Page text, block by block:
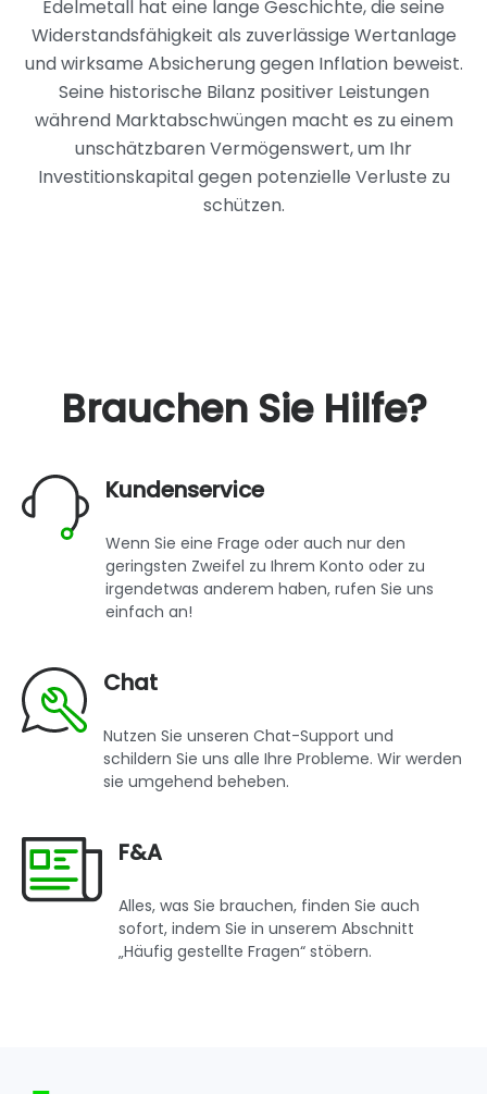
Edelmetall hat eine lange Geschichte, die seine
Widerstandsfähigkeit als zuverlässige Wertanlage
und wirksame Absicherung gegen Inflation beweist.
Seine historische Bilanz positiver Leistungen
während Marktabschwüngen macht es zu einem
unschätzbaren Vermögenswert, um Ihr
Investitionskapital gegen potenzielle Verluste zu
schützen.
Brauchen Sie Hilfe?
Kundenservice
Wenn Sie eine Frage oder auch nur den
geringsten Zweifel zu Ihrem Konto oder zu
irgendetwas anderem haben, rufen Sie uns
einfach an!
Chat
Nutzen Sie unseren Chat-Support und
schildern Sie uns alle Ihre Probleme. Wir werden
sie umgehend beheben.
F&A
Alles, was Sie brauchen, finden Sie auch
sofort, indem Sie in unserem Abschnitt
„Häufig gestellte Fragen“ stöbern.